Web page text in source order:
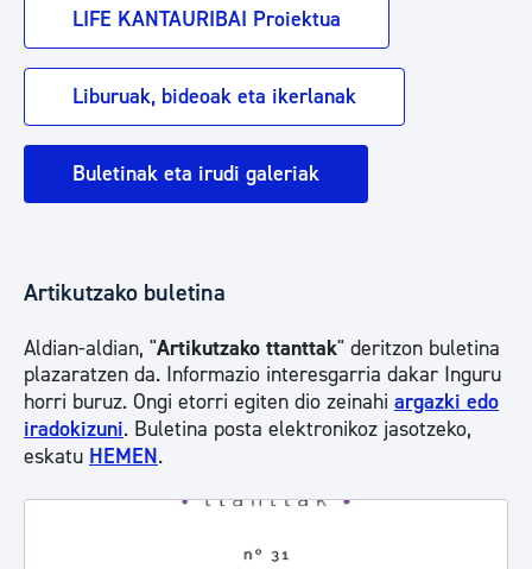
LIFE KANTAURIBAI Proiektua
Liburuak, bideoak eta ikerlanak
Buletinak eta irudi galeriak
Artikutzako buletina
Aldian-aldian, "Artikutzako ttanttak" deritzon buletina
plazaratzen da. Informazio interesgarria dakar Inguru
horri buruz. Ongi etorri egiten dio zeinahi argazki edo
iradokizuni. Buletina posta elektronikoz jasotzeko,
eskatu HEMEN.